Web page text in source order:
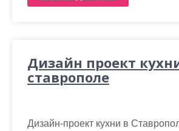
Дизайн проект
ставрополе
Дизайн-проект кухни в